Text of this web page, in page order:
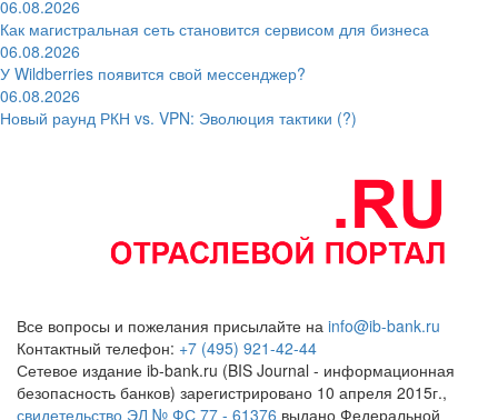
06.08.2026
Как магистральная сеть становится сервисом для бизнеса
06.08.2026
У Wildberries появится свой мессенджер?
06.08.2026
Новый раунд РКН vs. VPN: Эволюция тактики (?)
Все вопросы и пожелания присылайте на info@ib-bank.ru
Контактный телефон: +7 (495) 921-42-44
Сетевое издание ib-bank.ru (BIS Journal - информационная
безопасность банков) зарегистрировано 10 апреля 2015г.,
свидетельство ЭЛ № ФС 77 - 61376 выдано Федеральной